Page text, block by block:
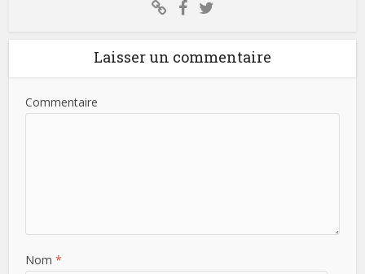
Laisser un commentaire
Commentaire
Nom *